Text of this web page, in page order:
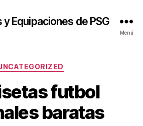
Equipaciones de PSG
Menú
Categorías
futbol
baratas